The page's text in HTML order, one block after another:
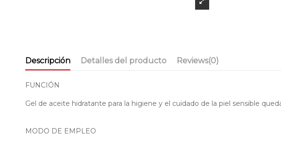
Descripción Detalles del producto Reviews(0)
FUNCIÓN
Gel de aceite hidratante para la higiene y el cuidado de la piel sensible
MODO DE EMPLEO